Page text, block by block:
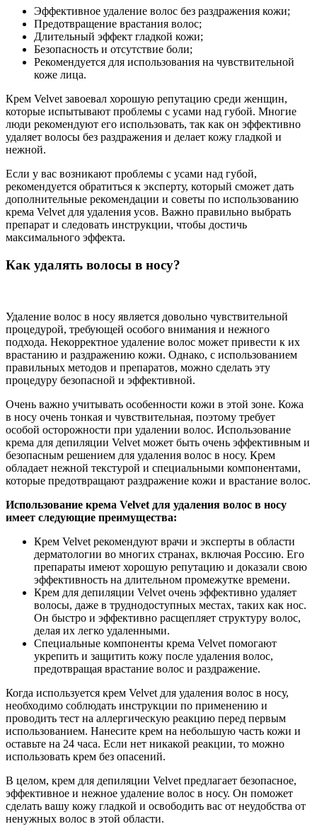
Эффективное удаление волос без раздражения кожи;
Предотвращение врастания волос;
Длительный эффект гладкой кожи;
Безопасность и отсутствие боли;
Рекомендуется для использования на чувствительной
коже лица.
Крем Velvet завоевал хорошую репутацию среди женщин,
которые испытывают проблемы с усами над губой. Многие
люди рекомендуют его использовать, так как он эффективно
удаляет волосы без раздражения и делает кожу гладкой и
нежной.
Если у вас возникают проблемы с усами над губой,
рекомендуется обратиться к эксперту, который сможет дать
дополнительные рекомендации и советы по использованию
крема Velvet для удаления усов. Важно правильно выбрать
препарат и следовать инструкции, чтобы достичь
максимального эффекта.
Как удалять волосы в носу?
Удаление волос в носу является довольно чувствительной
процедурой, требующей особого внимания и нежного
подхода. Некорректное удаление волос может привести к их
врастанию и раздражению кожи. Однако, с использованием
правильных методов и препаратов, можно сделать эту
процедуру безопасной и эффективной.
Очень важно учитывать особенности кожи в этой зоне. Кожа
в носу очень тонкая и чувствительная, поэтому требует
особой осторожности при удалении волос. Использование
крема для депиляции Velvet может быть очень эффективным и
безопасным решением для удаления волос в носу. Крем
обладает нежной текстурой и специальными компонентами,
которые предотвращают раздражение кожи и врастание волос.
Использование крема Velvet для удаления волос в носу
имеет следующие преимущества:
Крем Velvet рекомендуют врачи и эксперты в области
дерматологии во многих странах, включая Россию. Его
препараты имеют хорошую репутацию и доказали свою
эффективность на длительном промежутке времени.
Крем для депиляции Velvet очень эффективно удаляет
волосы, даже в труднодоступных местах, таких как нос.
Он быстро и эффективно расщепляет структуру волос,
делая их легко удаленными.
Специальные компоненты крема Velvet помогают
укрепить и защитить кожу после удаления волос,
предотвращая врастание волос и раздражение.
Когда используется крем Velvet для удаления волос в носу,
необходимо соблюдать инструкции по применению и
проводить тест на аллергическую реакцию перед первым
использованием. Нанесите крем на небольшую часть кожи и
оставьте на 24 часа. Если нет никакой реакции, то можно
использовать крем без опасений.
В целом, крем для депиляции Velvet предлагает безопасное,
эффективное и нежное удаление волос в носу. Он поможет
сделать вашу кожу гладкой и освободить вас от неудобства от
ненужных волос в этой области.